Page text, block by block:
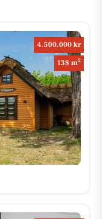
4.500.000 kr
138 m2